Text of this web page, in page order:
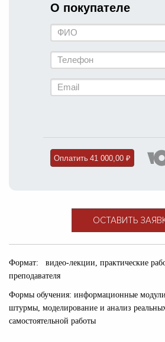
О покупателе
Оплатить 41 000,00 ₽
ОСТАВИТЬ
Формат: видео-лекции, практические
преподавателя
Формы обучения: информационные
штурмы, моделирование и анализ
самостоятельной работы